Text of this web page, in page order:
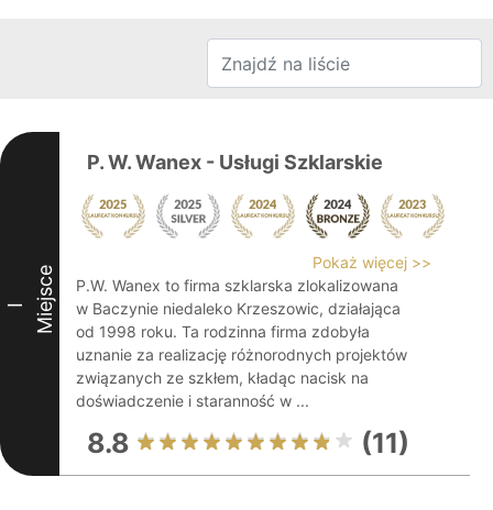
I Miejsce
P. W. Wanex - Usługi Szklarskie
Pokaż więcej >>
P.W. Wanex to firma szklarska zlokalizowana
w Baczynie niedaleko Krzeszowic, działająca
od 1998 roku. Ta rodzinna firma zdobyła
uznanie za realizację różnorodnych projektów
związanych ze szkłem, kładąc nacisk na
doświadczenie i staranność w ...
8.8 (11)